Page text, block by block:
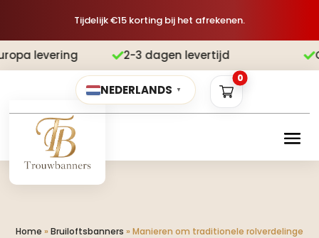
Tijdelijk €15 korting bij het afrekenen.
2-3 dagen levertijd  Gratis
NEDERLANDS ▼
0
Home »Bruiloftsbanners »Manieren om traditionele rolverdelingen